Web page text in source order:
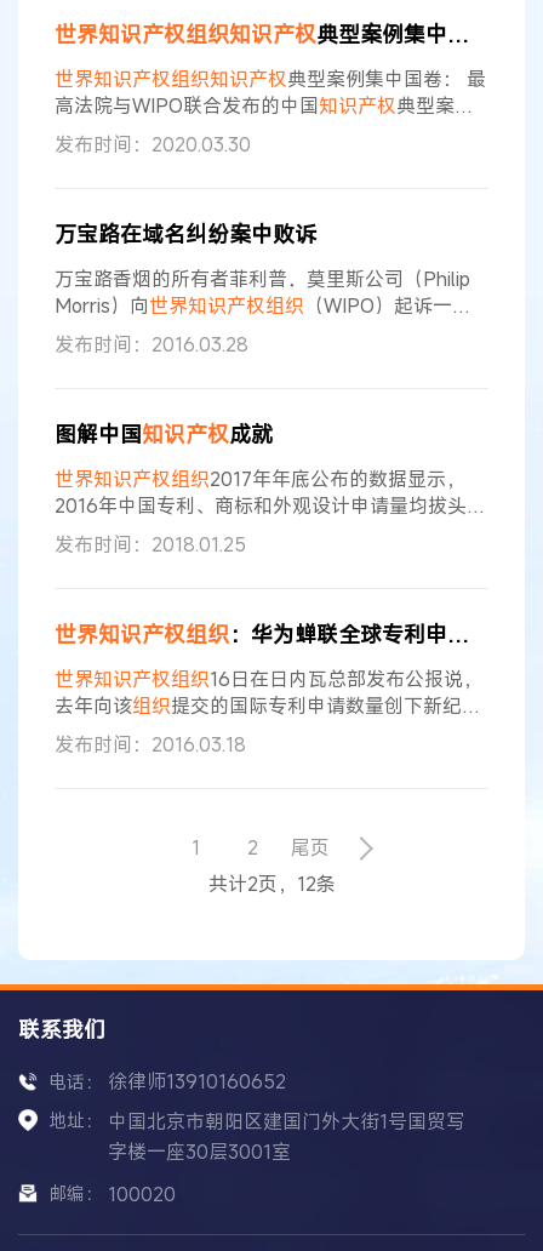
的新一代人工智能技术改进了这项技术，利用深度
机器学习来识别图形中的概念组合——例如苹果、
鹰、树、王冠、汽车、星星等，以发现
世界知识产权组织知识产权典型案例集中国卷
世界知识产权组织知识产权典型案例集中国卷： 最
高法院与WIPO联合发布的中国知识产权典型案例
集(1)_114.pdf
发布时间：2020.03.30
万宝路在域名纠纷案中败诉
万宝路香烟的所有者菲利普．莫里斯公司（Philip
Morris）向世界知识产权组织 （WIPO）起诉一法
国国民，结果败诉。 3月11日，WIPO仲裁与调解中
心驳回了菲利普．莫里斯提出的marlboro51.com域
普．莫里斯在诉讼中称，被告奥利维尔．格拉德
（Olivier Guerard）无权拥有
发布时间：2016.03.28
图解中国知识产权成就
世界知识产权组织2017年年底公布的数据显示，
2016年中国专利、商标和外观设计申请量均拔头
筹。2016年，由于中国的需求飙升，全球专利、商
标和工业品外观设计申请量再创新高，中国受理的
标》（WIPI）报告，2016年，世界各地的创新者提
交了310万件专利申请，增长8.3%，是连续第七年
保持增长势头。在新增的近
发布时间：2018.01.25
世界知识产权组织：华为蝉联全球专利申请最多企业
世界知识产权组织16日在日内瓦总部发布公报说，
去年向该组织提交的国际专利申请数量创下新纪
录，共达21.8万件。美国仍是申请量最大的国家，
而中国增长最快，华为技术有限公司则在企业界蝉
比前一年增长了1.7%。其中，美国共提交约5.74万
件申请，日本和中国分别以约4.42万件和约2.98万
发布时间：2016.03.18
1 2
尾页
共计2页，12条
联系我们
电话： 徐律师13910160652
地址：
中国北京市朝阳区建国门外大街1号国贸写
字楼一座30层3001室
邮编： 100020